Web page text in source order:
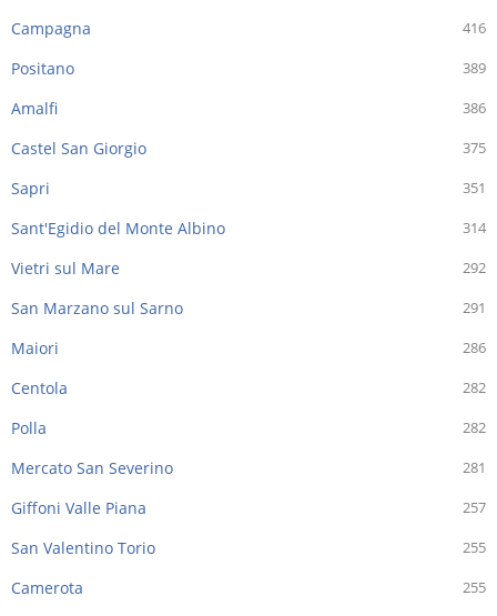
416
Campagna
389
Positano
386
Amalfi
375
Castel San Giorgio
351
Sapri
314
Sant'Egidio del Monte Albino
292
Vietri sul Mare
291
San Marzano sul Sarno
286
Maiori
282
Centola
282
Polla
281
Mercato San Severino
257
Giffoni Valle Piana
255
San Valentino Torio
255
Camerota